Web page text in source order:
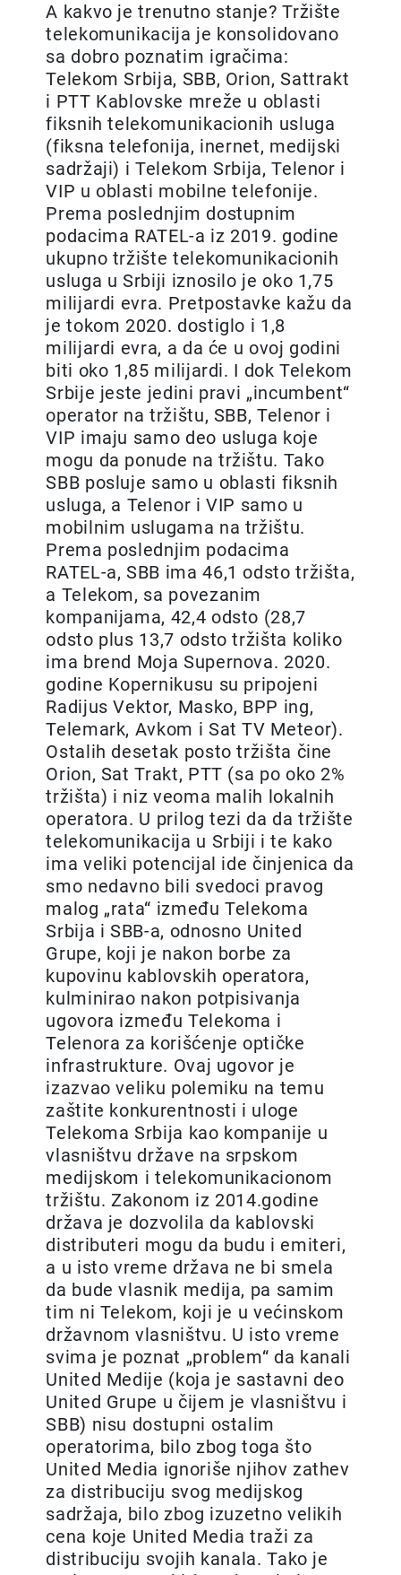
A kakvo je trenutno stanje? Tržište
telekomunikacija je konsolidovano
sa dobro poznatim igračima:
Telekom Srbija, SBB, Orion, Sattrakt
i PTT Kablovske mreže u oblasti
fiksnih telekomunikacionih usluga
(fiksna telefonija, inernet, medijski
sadržaji) i Telekom Srbija, Telenor i
VIP u oblasti mobilne telefonije.
Prema poslednjim dostupnim
podacima RATEL-a iz 2019. godine
ukupno tržište telekomunikacionih
usluga u Srbiji iznosilo je oko 1,75
milijardi evra. Pretpostavke kažu da
je tokom 2020. dostiglo i 1,8
milijardi evra, a da će u ovoj godini
biti oko 1,85 milijardi. I dok Telekom
Srbije jeste jedini pravi „incumbent“
operator na tržištu, SBB, Telenor i
VIP imaju samo deo usluga koje
mogu da ponude na tržištu. Tako
SBB posluje samo u oblasti fiksnih
usluga, a Telenor i VIP samo u
mobilnim uslugama na tržištu.
Prema poslednjim podacima
RATEL-a, SBB ima 46,1 odsto tržišta,
a Telekom, sa povezanim
kompanijama, 42,4 odsto (28,7
odsto plus 13,7 odsto tržišta koliko
ima brend Moja Supernova. 2020.
godine Kopernikusu su pripojeni
Radijus Vektor, Masko, BPP ing,
Telemark, Avkom i Sat TV Meteor).
Ostalih desetak posto tržišta čine
Orion, Sat Trakt, PTT (sa po oko 2%
tržišta) i niz veoma malih lokalnih
operatora. U prilog tezi da da tržište
telekomunikacija u Srbiji i te kako
ima veliki potencijal ide činjenica da
smo nedavno bili svedoci pravog
malog „rata“ između Telekoma
Srbija i SBB-a, odnosno United
Grupe, koji je nakon borbe za
kupovinu kablovskih operatora,
kulminirao nakon potpisivanja
ugovora između Telekoma i
Telenora za korišćenje optičke
infrastrukture. Ovaj ugovor je
izazvao veliku polemiku na temu
zaštite konkurentnosti i uloge
Telekoma Srbija kao kompanije u
vlasništvu države na srpskom
medijskom i telekomunikacionom
tržištu. Zakonom iz 2014.godine
država je dozvolila da kablovski
distributeri mogu da budu i emiteri,
a u isto vreme država ne bi smela
da bude vlasnik medija, pa samim
tim ni Telekom, koji je u većinskom
državnom vlasništvu. U isto vreme
svima je poznat „problem“ da kanali
United Medije (koja je sastavni deo
United Grupe u čijem je vlasništvu i
SBB) nisu dostupni ostalim
operatorima, bilo zbog toga što
United Media ignoriše njihov zathev
za distribuciju svog medijskog
sadržaja, bilo zbog izuzetno velikih
cena koje United Media traži za
distribuciju svojih kanala. Tako je